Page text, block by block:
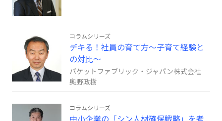
コラムシリーズ
デキる！社員の育て方～子育て経験と
の対比～
パケットファブリック・ジャパン株式会社
奥野政樹
コラムシリーズ